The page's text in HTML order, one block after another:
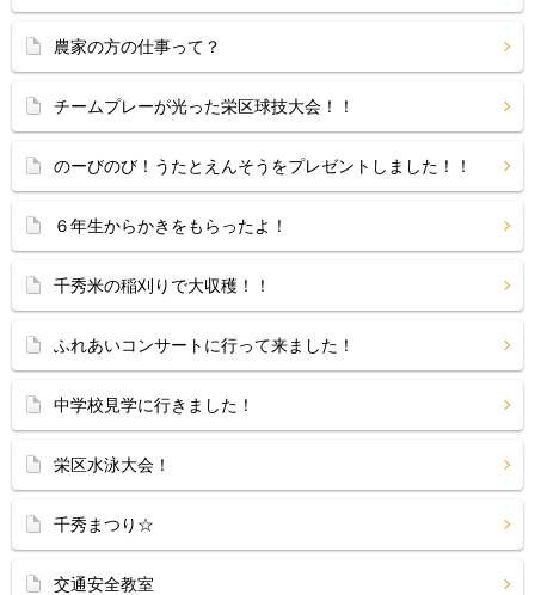
農家の方の仕事って？
チームプレーが光った栄区球技大会！！
のーびのび！うたとえんそうをプレゼントしました！！
６年生からかきをもらったよ！
千秀米の稲刈りで大収穫！！
ふれあいコンサートに行って来ました！
中学校見学に行きました！
栄区水泳大会！
千秀まつり☆
交通安全教室